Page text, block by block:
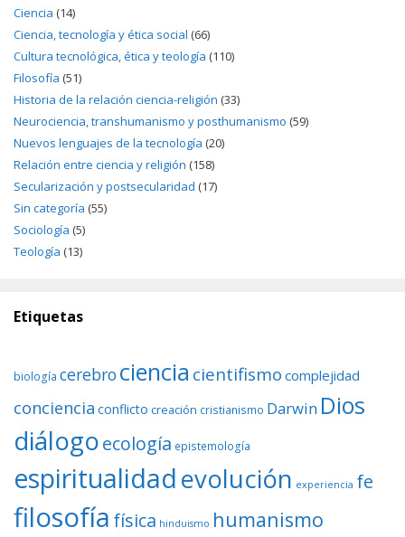
Ciencia (14)
Ciencia, tecnología y ética social (66)
Cultura tecnológica, ética y teología (110)
Filosofía (51)
Historia de la relación ciencia-religión (33)
Neurociencia, transhumanismo y posthumanismo (59)
Nuevos lenguajes de la tecnología (20)
Relación entre ciencia y religión (158)
Secularización y postsecularidad (17)
Sin categoría (55)
Sociología (5)
Teología (13)
Etiquetas
biología cerebro ciencia cientifismo complejidad
conciencia conflicto creación cristianismo Darwin Dios
diálogoecología epistemología
espiritualidadevolución experiencia fe
filosofía física hinduismo humanismo